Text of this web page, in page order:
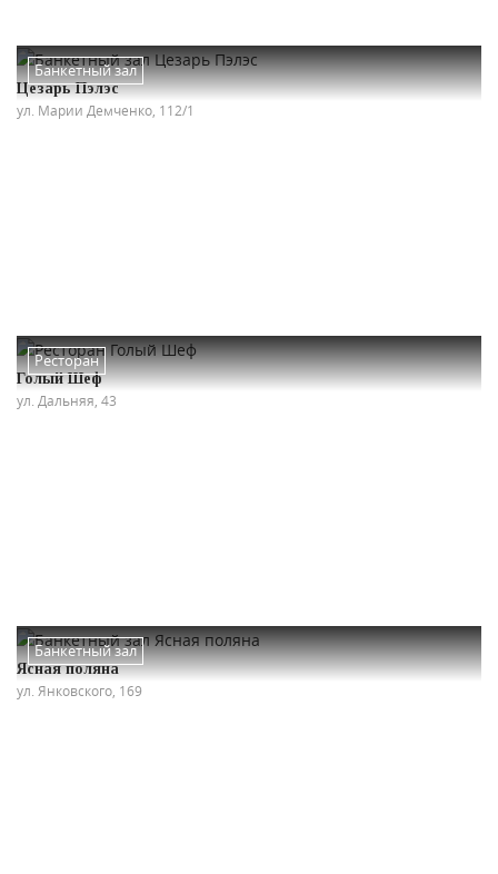
Банкетный зал
Цезарь Пэлэс
ул. Марии Демченко, 112/1
Ресторан
Голый Шеф
ул. Дальняя, 43
Банкетный зал
Ясная поляна
ул. Янковского, 169